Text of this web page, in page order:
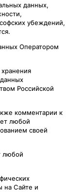
данных,
убеждений,
Оператором
Российской
комментарии к
любой
своей
любой
на Сайте и